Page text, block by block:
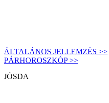
ÁLTALÁNOS JELLEMZÉS >>
PÁRHOROSZKÓP >>
JÓSDA